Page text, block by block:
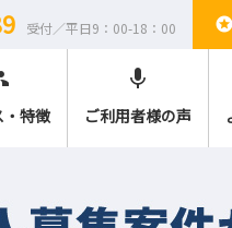
受付／平日9：00-18：00 stars
特徴
mic
ご利用者様の声